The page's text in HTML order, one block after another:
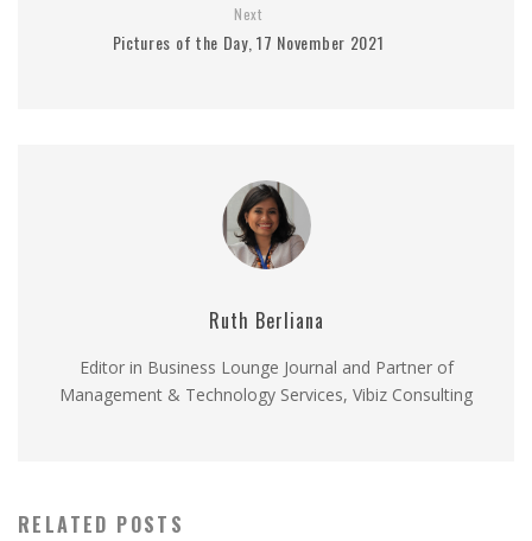
Next
Pictures of the Day, 17 November 2021
Ruth Berliana
Editor in Business Lounge Journal and Partner of
Management & Technology Services, Vibiz Consulting
RELATED POSTS